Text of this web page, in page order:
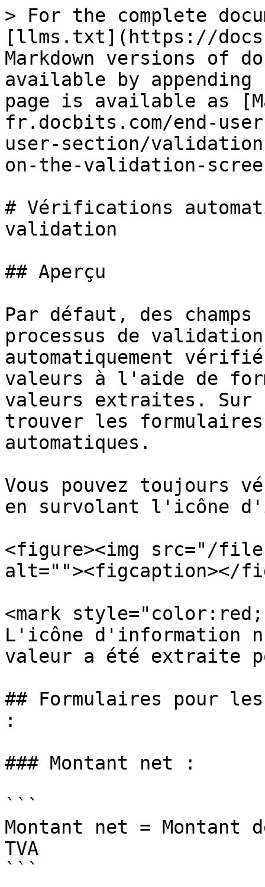
> For the complete
[llms.txt](https://
Markdown versions of
available by
page is available as
fr.docbits.com/end-
user-section/
on-the-validation-
# Vérifications
validation
## Aperçu
Par défaut, des
processus de validation
automatiquement
valeurs à l'aide de
valeurs extraites. Sur
trouver les
automatiques.
Vous pouvez
en survolant l'icône
<figure><img src="/files/
alt=""><figcaption></
<mark
L'icône d'information
valeur a été extraite
## Formulaires pour
:
### Montant net :
```
Montant net = Montant
TVA
```